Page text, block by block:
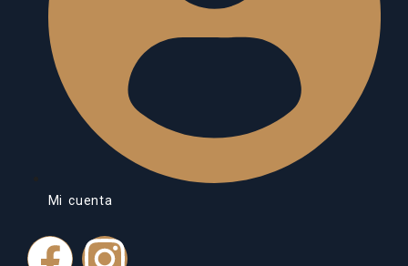
Mi cuenta